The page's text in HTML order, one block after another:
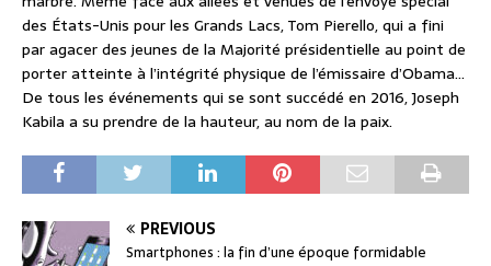
des États-Unis pour les Grands Lacs, Tom Pierello, qui a fini
par agacer des jeunes de la Majorité présidentielle au point de
porter atteinte à l’intégrité physique de l’émissaire d’Obama…
De tous les événements qui se sont succédé en 2016, Joseph
Kabila a su prendre de la hauteur, au nom de la paix.
PREVIOUS
Smartphones : la fin d’une époque formidable